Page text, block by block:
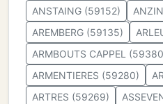
ANSTAING (59152)
AREMBERG (59135)
ARMBOUTS CAPPEL
ARMENTIERES (59280)
ARTRES (59269)